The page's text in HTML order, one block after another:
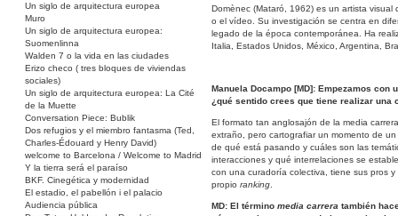
Un siglo de arquitectura europea
Muro
Un siglo de arquitectura europea:
Suomenlinna
Walden 7 o la vida en las ciudades
Erizo checo ( tres bloques de viviendas
sociales)
Un siglo de arquitectura europea: La Cité
de la Muette
Conversation Piece: Bublik
Dos refugios y el miembro fantasma (Ted,
Charles-Édouard y Henry David)
welcome to Barcelona / Welcome to Madrid
Y la tierra será el paraíso
BKF. Cinegética y modernidad
El estadio, el pabellón i el palacio
Audiencia pública
Domènec (Mataró, 1962) es un artista
o el vídeo. Su investigación se centra en
legado de la época contemporánea. Ha
Italia, Estados Unidos, México, Argentina,
Manuela Docampo [MD]: Empezamos
¿qué sentido crees que tiene realizar
El formato tan anglosajón de la media
extraño, pero cartografiar un momento de
de qué está pasando y cuáles son las
interacciones y qué interrelaciones se
con una curadoría colectiva, tiene sus pros
propio ranking
MD: El término media carrera también